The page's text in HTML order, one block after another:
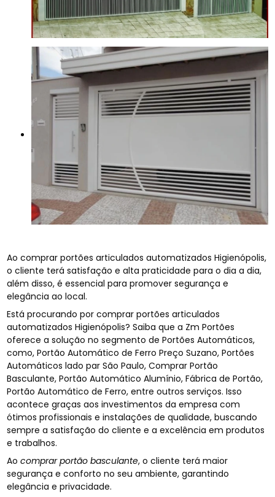
Ao comprar portões articulados automatizados Higienópolis,
o cliente terá satisfação e alta praticidade para o dia a dia,
além disso, é essencial para promover segurança e
elegância ao local.
Está procurando por comprar portões articulados
automatizados Higienópolis? Saiba que a Zm Portões
oferece a solução no segmento de Portões Automáticos,
como, Portão Automático de Ferro Preço Suzano, Portões
Automáticos lado par São Paulo, Comprar Portão
Basculante, Portão Automático Alumínio, Fábrica de Portão,
Portão Automático de Ferro, entre outros serviços. Isso
acontece graças aos investimentos da empresa com
ótimos profissionais e instalações de qualidade, buscando
sempre a satisfação do cliente e a excelência em produtos
e trabalhos.
Aocomprar portão basculante, o cliente terá maior
segurança e conforto no seu ambiente, garantindo
elegância e privacidade.